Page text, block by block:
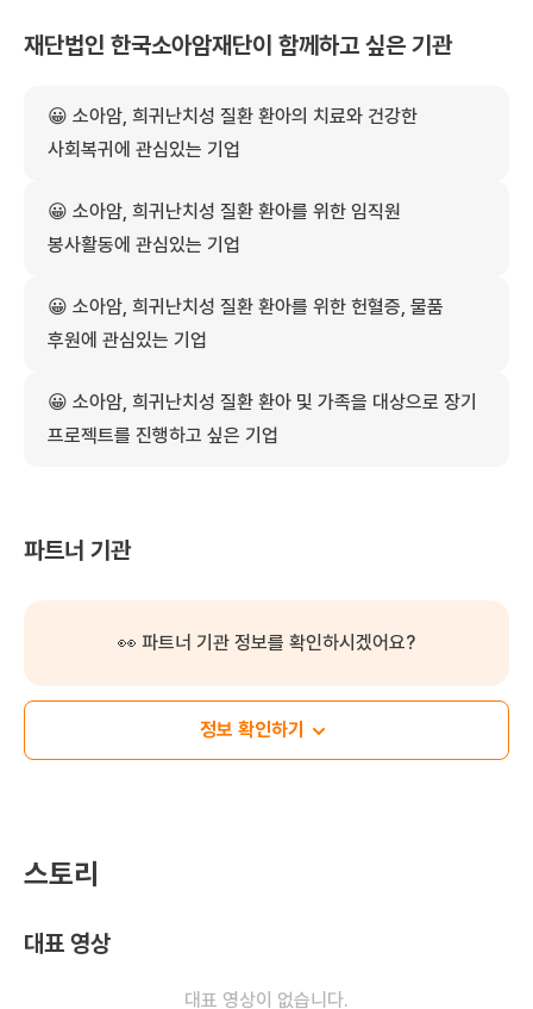
재단법인 한국소아암재단이 함께하고 싶은 기관
😀 소아암, 희귀난치성 질환 환아의 치료와 건강한
사회복귀에 관심있는 기업
😀 소아암, 희귀난치성 질환 환아를 위한 임직원
봉사활동에 관심있는 기업
😀 소아암, 희귀난치성 질환 환아를 위한 헌혈증, 물품
후원에 관심있는 기업
😀 소아암, 희귀난치성 질환 환아 및 가족을 대상으로 장기
프로젝트를 진행하고 싶은 기업
파트너 기관
👀 파트너 기관 정보를 확인하시겠어요?
정보 확인하기
스토리
대표 영상
대표 영상이 없습니다.